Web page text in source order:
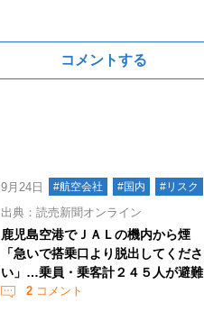
コメントする
9月24日 #航空会社 #国内 #リスク
出典：読売新聞オンライン
鹿児島空港でＪＡＬの機内から煙
「急いで搭乗口より脱出してくださ
い」…乗員・乗客計２４５人が避難
2コメント